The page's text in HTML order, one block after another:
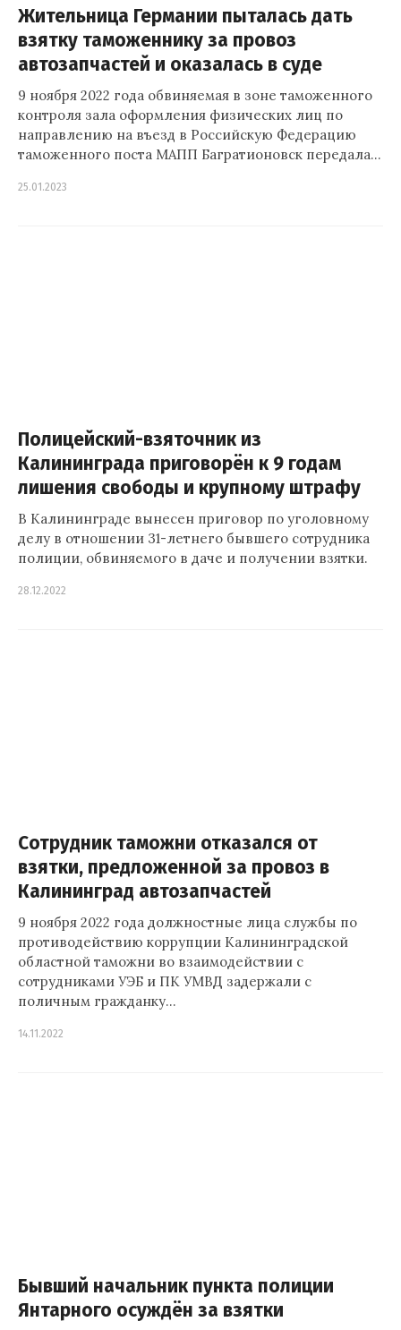
Жительница Германии пыталась дать
взятку таможеннику за провоз
автозапчастей и оказалась в суде
9 ноября 2022 года обвиняемая в зоне таможенного
контроля зала оформления физических лиц по
направлению на въезд в Российскую Федерацию
таможенного поста МАПП Багратионовск передала…
25.01.2023
Полицейский-взяточник из
Калининграда приговорён к 9 годам
лишения свободы и крупному штрафу
В Калининграде вынесен приговор по уголовному
делу в отношении 31-летнего бывшего сотрудника
полиции, обвиняемого в даче и получении взятки.
28.12.2022
Сотрудник таможни отказался от
взятки, предложенной за провоз в
Калининград автозапчастей
9 ноября 2022 года должностные лица службы по
противодействию коррупции Калининградской
областной таможни во взаимодействии с
сотрудниками УЭБ и ПК УМВД задержали с
поличным гражданку…
14.11.2022
Бывший начальник пункта полиции
Янтарного осуждён за взятки